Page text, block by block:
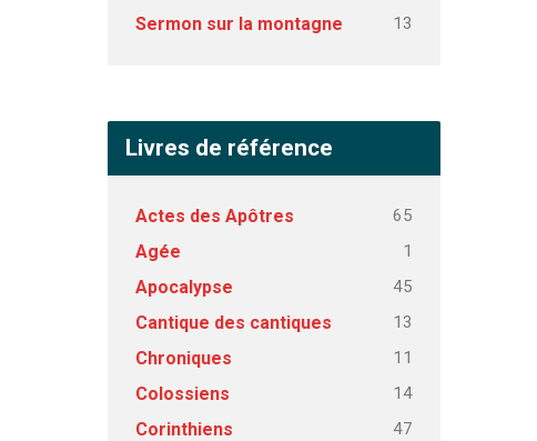
Sermon sur la montagne 13
Livres de référence
Actes des Apôtres 65
Agée 1
Apocalypse 45
Cantique des cantiques 13
Chroniques 11
Colossiens 14
Corinthiens 47